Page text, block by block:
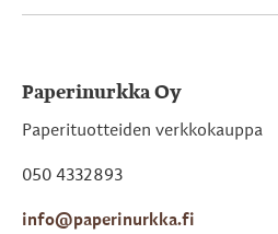
Paperinurkka Oy
Paperituotteiden verkkokauppa
050 4332893
info@paperinurkka.fi